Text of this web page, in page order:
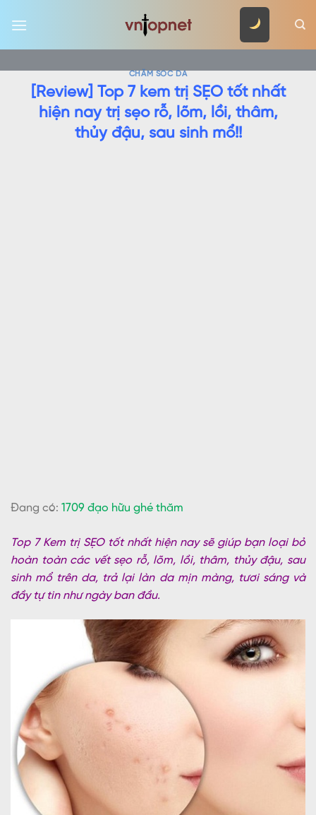
CHĂM SÓC DA
[Review] Top 7 kem trị SẸO tốt nhất
hiện nay trị sẹo rỗ, lõm, lồi, thâm,
thủy đậu, sau sinh mổ!!
Đang có: 1709 đạo hữu ghé thăm
Top 7 Kem trị SẸO tốt nhất hiện nay sẽ giúp bạn loại bỏ
hoàn toàn các vết sẹo rỗ, lõm, lồi, thâm, thủy đậu, sau
sinh mổ trên da, trả lại làn da mịn màng, tươi sáng và
đầy tự tin như ngày ban đầu.